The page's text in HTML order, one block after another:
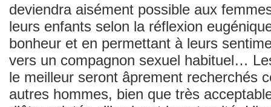
deviendra aisément possible aux
leurs enfants selon la réflexion
bonheur et en permettant à leurs
vers un compagnon sexuel habituel…
le meilleur seront âprement recherchés
autres hommes, bien que très